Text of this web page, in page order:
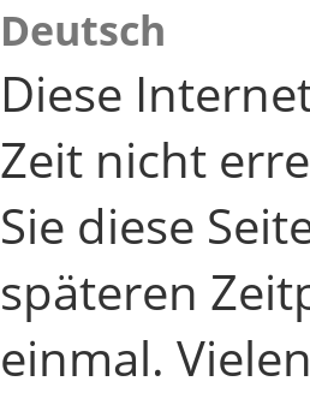
Deutsch
Diese
Zeit nicht
Sie diese
späteren
einmal.